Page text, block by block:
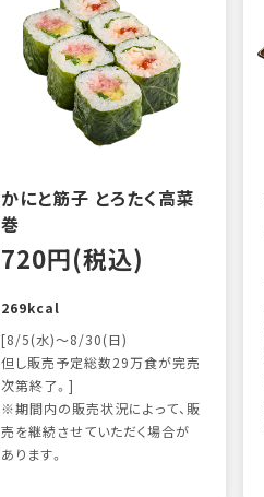
かにと筋子 とろたく高菜
巻
720円(税込)
269kcal
[8/5(水)～8/30(日)
但し販売予定総数29万食が完売
次第終了。]
※期間内の販売状況によって、販
売を継続させていただく場合が
あります。